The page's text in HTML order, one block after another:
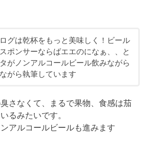
グは乾杯をもっと美味しく！ビール
ポンサーならばエエのになぁ、、と
がノンアルコールビール飲みながら
がら執筆しています
さなくて、まるで果物、食感は茄
るみたいです。
アルコールビールも進みます